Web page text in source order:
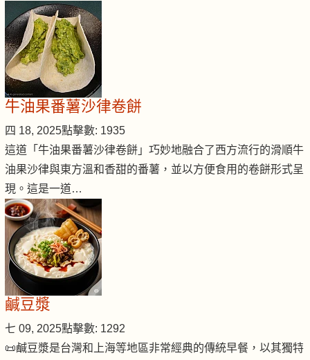
牛油果番薯沙律卷餅
四 18, 2025點擊數: 1935
這道「牛油果番薯沙律卷餅」巧妙地融合了西方流行的滑順牛
油果沙律與東方溫和香甜的番薯，並以方便食用的卷餅形式呈
現。這是一道…
鹹豆漿
七 09, 2025點擊數: 1292
📜鹹豆漿是台灣和上海等地區非常經典的傳統早餐，以其獨特